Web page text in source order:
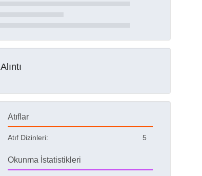
Alıntı
Atıflar
Atıf Dizinleri: 5
Okunma İstatistikleri